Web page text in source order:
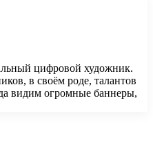
цифровой художник.
в своём роде, талантов
видим огромные баннеры,